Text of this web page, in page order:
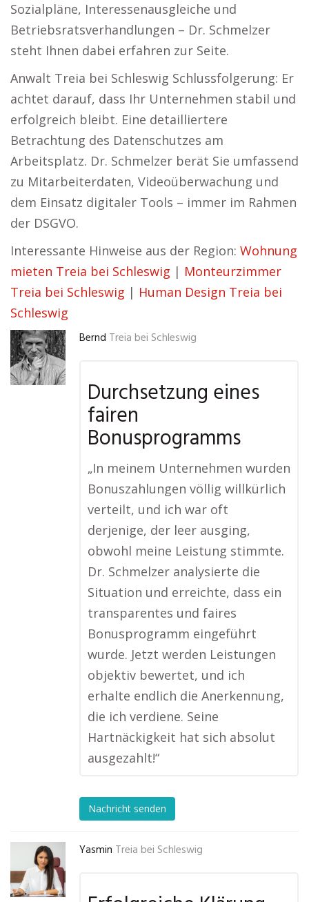
Sozialpläne, Interessenausgleiche und
Betriebsratsverhandlungen – Dr. Schmelzer
steht Ihnen dabei erfahren zur Seite.
Anwalt Treia bei Schleswig Schlussfolgerung: Er
achtet darauf, dass Ihr Unternehmen stabil und
erfolgreich bleibt. Eine detailliertere
Betrachtung des Datenschutzes am
Arbeitsplatz. Dr. Schmelzer berät Sie umfassend
zu Mitarbeiterdaten, Videoüberwachung und
dem Einsatz digitaler Tools – immer im Rahmen
der DSGVO.
Interessante Hinweise aus der Region: Wohnung
mieten Treia bei Schleswig | Monteurzimmer
Treia bei Schleswig | Human Design Treia bei
Schleswig
Bernd Treia bei Schleswig
Durchsetzung eines
fairen
Bonusprogramms
„In meinem Unternehmen wurden
Bonuszahlungen völlig willkürlich
verteilt, und ich war oft
derjenige, der leer ausging,
obwohl meine Leistung stimmte.
Dr. Schmelzer analysierte die
Situation und erreichte, dass ein
transparentes und faires
Bonusprogramm eingeführt
wurde. Jetzt werden Leistungen
objektiv bewertet, und ich
erhalte endlich die Anerkennung,
die ich verdiene. Seine
Hartnäckigkeit hat sich absolut
ausgezahlt!“
Nachricht senden
Yasmin Treia bei Schleswig